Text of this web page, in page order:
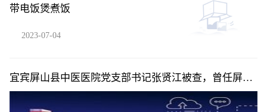
带电饭煲煮饭
2023-07-04
宜宾屏山县中医医院党支部书记张贤江被查，曾任屏山
县人民医院院长